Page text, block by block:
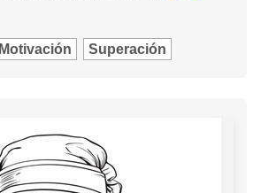
Motivación Superación